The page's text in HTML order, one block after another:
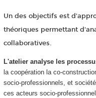
Un des objectifs est
théoriques permettant
collaboratives.
L'atelier analyse les
la coopération la co-
socio-professionnels, et
ces acteurs socio-